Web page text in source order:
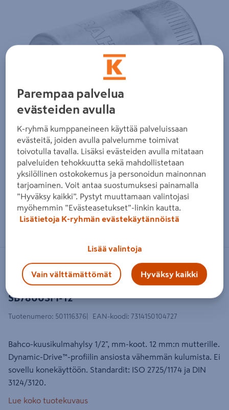
Zoomaa kuvaa sormilla kosketusnäytöllä
6-kulmahylsy Bahco 1/2" 12mm
SB7800SM-12
BAHCO
Tuotenumero: 501116376 EAN-koodi: 7314150104727
Bahco-kuusikulmahylsy 1/2", mm-koot. 12 mm:n mutterille.
Dynamic-Drive™-profiilin ansiosta vähemmän kulumista. Ei
sovellu konekäyttöön. Standardit: ISO 2725/1174 ja DIN
3124/3120.
Lue koko tuotekuvaus
Parempaa palvelua
evästeiden avulla
K-ryhmä kumppaneineen käyttää palveluissaan
evästeitä, joiden avulla palvelumme toimivat
toivotulla tavalla. Lisäksi evästeiden avulla mitataan
palveluiden tehokkuutta sekä mahdollistetaan
yksilöllinen ostokokemus ja personoidun mainonnan
tarjoaminen. Voit antaa suostumuksesi painamalla
”Hyväksy kaikki”. Pystyt muuttamaan valintojasi
myöhemmin ”Evästeasetukset”-linkin kautta.
Lisätietoja K-ryhmän evästekäytännöistä
Lisää valintoja
Vain välttämättömät Hyväksy kaikki